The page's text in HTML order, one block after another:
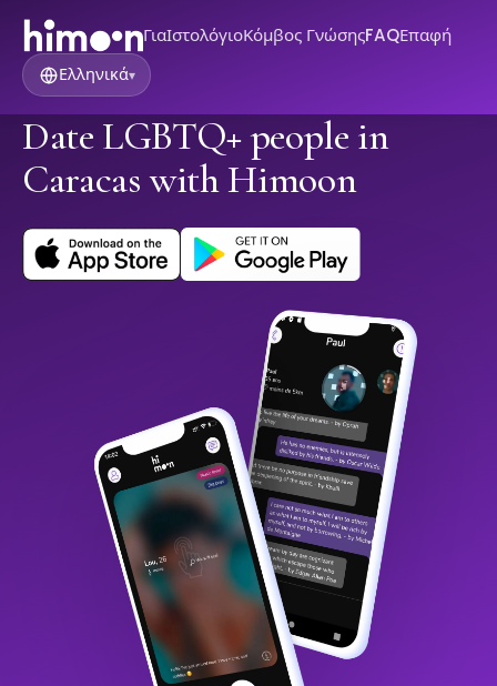
ΓιαΙστολόγιοΚόμβος ΓνώσηςFAQΕπαφή
Ελληνικά▾
Date LGBTQ+ people in
Caracas with Himoon